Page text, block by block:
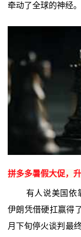
牵动了全球的神经
拼多多暑假大促，
有人说美国依
伊朗凭借硬扛赢得
月下旬停火谈判最